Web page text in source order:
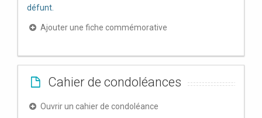
défunt.
Ajouter une fiche commémorative
Cahier de condoléances
Ouvrir un cahier de condoléance